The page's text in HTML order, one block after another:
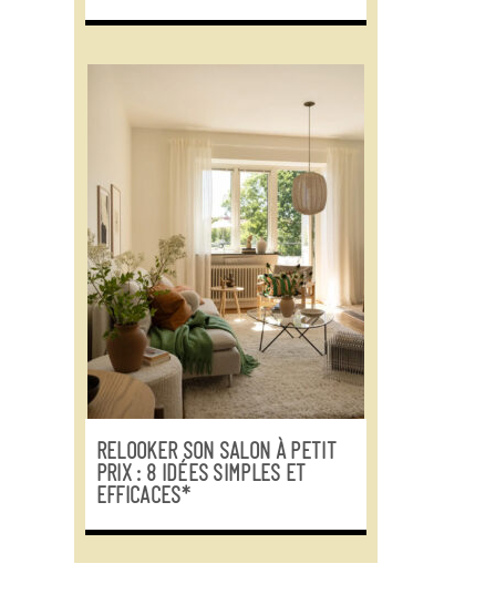
RELOOKER SON SALON À PETIT
PRIX : 8 IDÉES SIMPLES ET
EFFICACES*